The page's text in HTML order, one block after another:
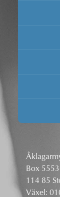
Box 5553
114 85
Växel: